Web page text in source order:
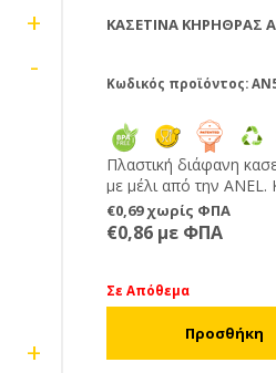
ΚΑΣΕΤΊΝΑ ΚΗΡΉΘΡΑΣ
Κωδικός προϊόντος:
Πλαστική διάφανη
με μέλι από την ANEL.
με ειδική ασφάλεια
εγγυάται στον πελάτη
προϊόντος. Χωράει το
μεγάλη παραγγελία
δυνατότητα ειδικής
τυπωμένη την
€0,69 χωρίς ΦΠΑ
€0,86 με ΦΠΑ
Σε Απόθεμα
+
-
+